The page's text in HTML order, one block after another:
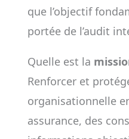
que l’objectif
portée de l’audit
Quelle est la
Renforcer et
organisationnelle
assurance, des